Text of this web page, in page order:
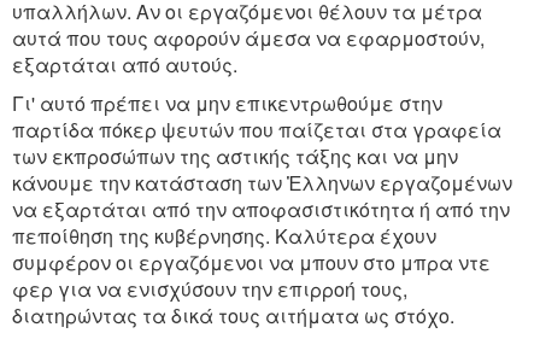
υπαλλήλων. Αν οι εργαζόμενοι θέλουν τα μέτρα
αυτά που τους αφορούν άμεσα να εφαρμοστούν,
εξαρτάται από αυτούς.
Γι' αυτό πρέπει να μην επικεντρωθούμε στην
παρτίδα πόκερ ψευτών που παίζεται στα γραφεία
των εκπροσώπων της αστικής τάξης και να μην
κάνουμε την κατάσταση των Ἐλληνων εργαζομένων
να εξαρτάται από την αποφασιστικότητα ή από την
πεποίθηση της κυβέρνησης. Καλύτερα έχουν
συμφέρον οι εργαζόμενοι να μπουν στο μπρα ντε
φερ για να ενισχύσουν την επιρροή τους,
διατηρώντας τα δικά τους αιτήματα ως στόχο.